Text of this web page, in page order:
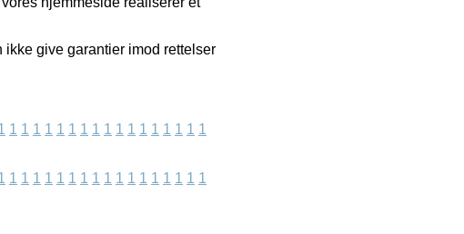
give garantier imod rettelser
1 1 1 1 1 1 1 1 1 1 1 1 1 1 1 1 1
1 1 1 1 1 1 1 1 1 1 1 1 1 1 1 1 1